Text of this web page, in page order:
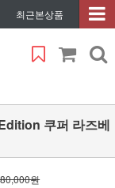
최근본상품
쿠퍼 라즈베
원